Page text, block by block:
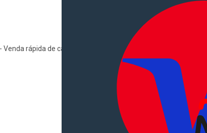
Venda rápida de carros, motas, comerciais, pesados, camiões,
Informações
Como comprar e
Pacotes de anúncios
Verificar VIN e matrícula